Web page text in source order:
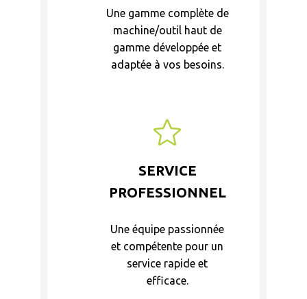
Une gamme complète de
machine/outil haut de
gamme développée et
adaptée à vos besoins.
SERVICE
PROFESSIONNEL
Une équipe passionnée
et compétente pour un
service rapide et
efficace.